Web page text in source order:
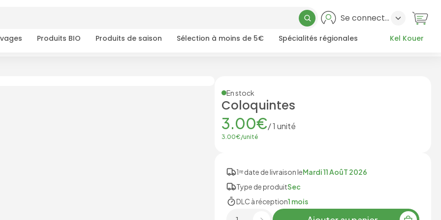
Se connecter
Produits BIO Produits de saison Sélection à moins de 5€
Spécialités régionales
Kel Kouer
En stock
Coloquintes
3.00€/1 unité
3.00€/unité
1ʳᵉ date de livraison leMardi 11 AoûT 2026
Type de produitSec
DLC à réception1 mois